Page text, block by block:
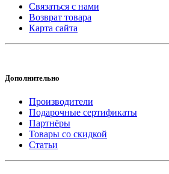
Связаться с нами
Возврат товара
Карта сайта
Дополнительно
Производители
Подарочные сертификаты
Партнёры
Товары со скидкой
Статьи